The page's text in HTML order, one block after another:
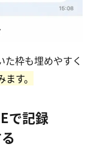
枠も埋めやすく
す。
で記録